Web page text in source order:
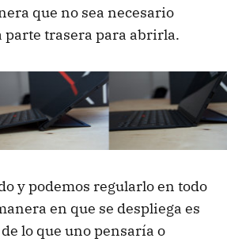
que no sea necesario
trasera para abrirla.
y podemos regularlo en todo
en que se despliega es
lo que uno pensaría o